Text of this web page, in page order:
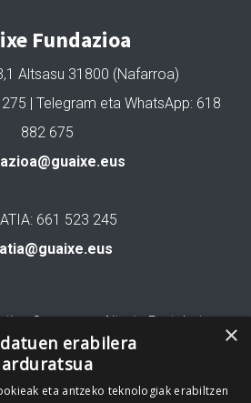
Fundazioa
Altsasu 31800 (Nafarroa)
| Telegram eta WhatsApp: 618
882 675
661 523 245
Commons Aitortu Partekatu
garatua
×
erabilera
arduratsua
eta antzeko teknologiak erabiltzen